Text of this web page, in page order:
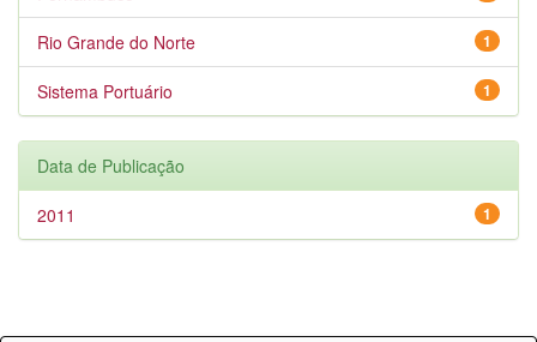
1
Rio Grande do Norte
1
Sistema Portuário
Data de Publicação
1
2011